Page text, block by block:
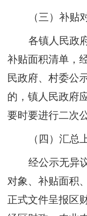
（三） 补贴
各镇人民政
补贴面积清单，
民政府、村委公
的，镇人民政府
要时要进行二次
（四） 汇总
经公示无异
对象、补贴面积
正式文件呈报区